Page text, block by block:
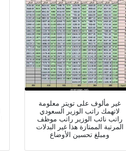
غير مألوف على تويتر معلومة
لاتهمك راتب الوزير السعودي
راتب نائب الوزير راتب موظف
المرتبة الممتازة هذا غير البدلات
ومبلغ تحسين الأوضاع